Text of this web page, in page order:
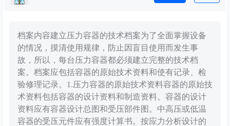
档案内容建立压力容器的技术档案为了全面掌握设备
的情况，摸清使用规律，防止因盲目使用而发生事
故，所以，每台压力容器都必须建立完整的技术档
案。档案应包括容器的原始技术资料和使有记录、检
验修理记录。1.压力容器的原始技术资料容器的原始技
术资料包括容器的设计资料和制造资料。容器的设计
资料应有容器设计总图和受压部件图。中高压或低温
容器的受压元件应有强度计算书。按应力分析设计的